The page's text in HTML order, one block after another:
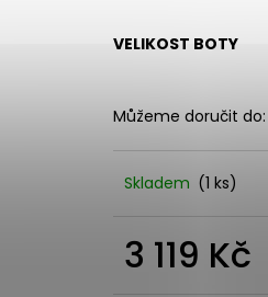
VELIKOST BOTY
Můžeme doručit do:
Skladem (1 ks)
3 119 Kč